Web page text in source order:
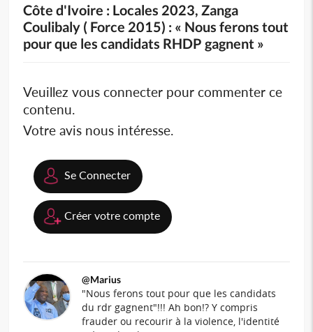
Côte d'Ivoire : Locales 2023, Zanga
Coulibaly ( Force 2015) : « Nous ferons tout
pour que les candidats RHDP gagnent »
Veuillez vous connecter pour commenter ce
contenu.
Votre avis nous intéresse.
Se Connecter
Créer votre compte
@Marius
"Nous ferons tout pour que les candidats
du rdr gagnent"!!! Ah bon!? Y compris
frauder ou recourir à la violence, l'identité